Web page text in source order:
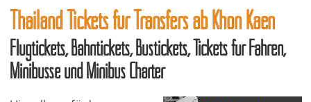
Thailand Tickets für Transfers abKhon Kaen
Flugtickets, Bahntickets, Bustickets, Tickets für Fähren,
Minibusse und Minibus Charter